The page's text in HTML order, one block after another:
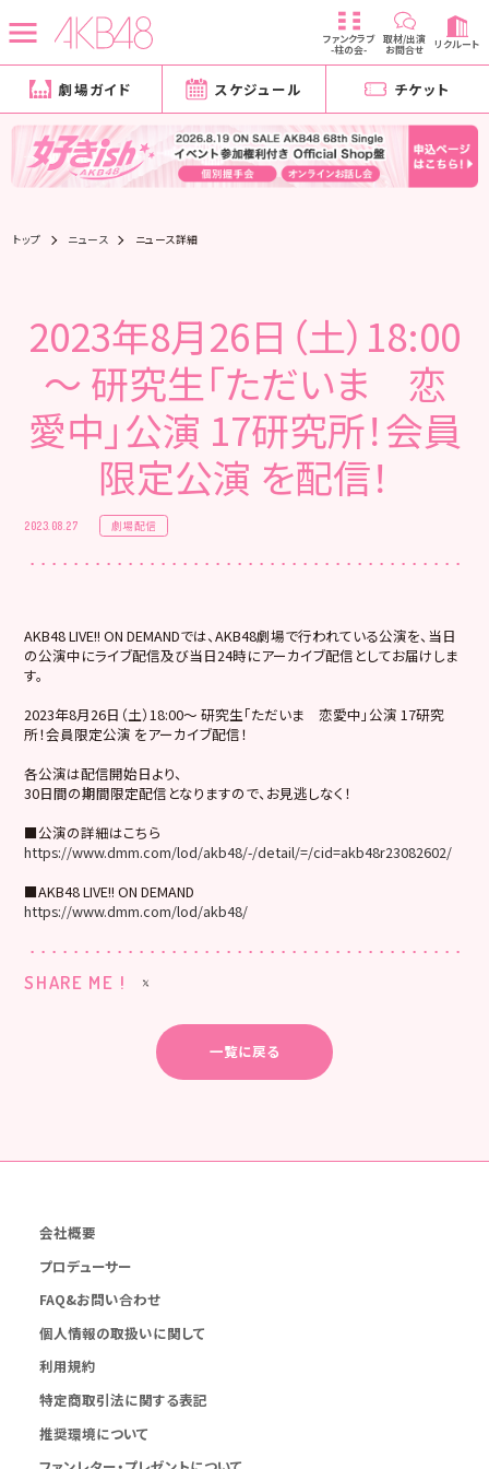
ファンクラブ
-柱の会-
取材/出演
お問合せ リクルート
劇場ガイド スケジュール チケット
トップ ニュース ニュース詳細
2023年8月26日（土）18:00
～ 研究生「ただいま 恋
愛中」公演 17研究所！会員
限定公演 を配信！
2023.08.27 劇場配信
AKB48 LIVE!! ON DEMANDでは、AKB48劇場で行われている公演を、当日
の公演中にライブ配信及び当日24時にアーカイブ配信としてお届けしま
す。
2023年8月26日（土）18:00～ 研究生「ただいま 恋愛中」公演 17研究
所！会員限定公演 をアーカイブ配信！
各公演は配信開始日より、
30日間の期間限定配信となりますので、お見逃しなく！
■公演の詳細はこちら
https://www.dmm.com/lod/akb48/-/detail/=/cid=akb48r23082602/
■AKB48 LIVE!! ON DEMAND
https://www.dmm.com/lod/akb48/
SHARE ME !
一覧に戻る
会社概要
プロデューサー
FAQ&お問い合わせ
個人情報の取扱いに関して
利用規約
特定商取引法に関する表記
推奨環境について